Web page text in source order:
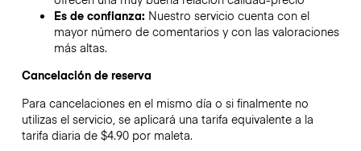
Es de confianza: Nuestro servicio cuenta con el
mayor número de comentarios y con las valoraciones
más altas.
Cancelación de reserva
Para cancelaciones en el mismo día o si finalmente no
utilizas el servicio, se aplicará una tarifa equivalente a la
tarifa diaria de $4.90 por maleta.